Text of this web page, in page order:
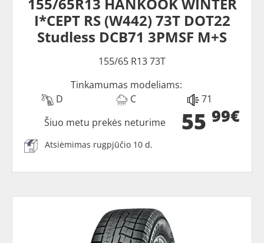
I*CEPT RS (W442) 73T DOT22
Studless DCB71 3PMSF M+S
155/65 R13 73T
Tinkamumas modeliams:
D
C 71
55 99€
Šiuo metu prekės neturime
Atsiėmimas rugpjūčio 10 d.